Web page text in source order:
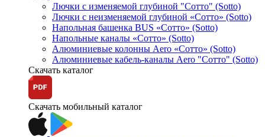
Лючки с изменяемой глубиной "Сотто" (Sotto)
Лючки с неизменяемой глубиной «Сотто» (Sotto)
Напольная башенка BUS «Сотто» (Sotto)
Напольные каналы «Сотто» (Sotto)
Алюминиевые колонны Aero «Сотто» (Sotto)
Алюминиевые кабель-каналы Aero "Сотто" (Sotto)
Скачать каталог
Скачать мобильный каталог